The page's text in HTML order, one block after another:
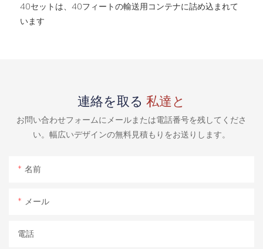
40セットは、40フィートの輸送用コンテナに詰め込まれて
います
連絡を取る 私達と
お問い合わせフォームにメールまたは電話番号を残してくださ
い。幅広いデザインの無料見積もりをお送りします。
名前
メール
電話